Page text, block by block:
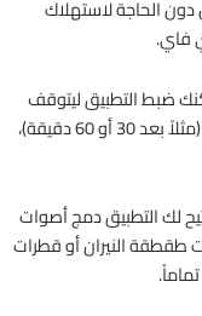
الحاجة لاستهلاك
فاي.
ضبط التطبيق ليتوقف
عن العمل تلقائياً بعد مدة زمنية محددة (مثلاً بعد 30 أو 60 دقيقة)،
لك التطبيق دمج أصوات
طقطقة النيران أو قطرات